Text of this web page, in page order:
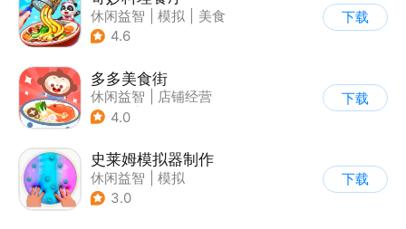
休闲益智 模拟
美食
| 宝宝巴士
4.6
下载
多多美食街
休闲益智
店铺经营
| 美食
4.0
下载
史莱姆模拟器制作
休闲益智
模拟
| 史莱姆
3.0
下载